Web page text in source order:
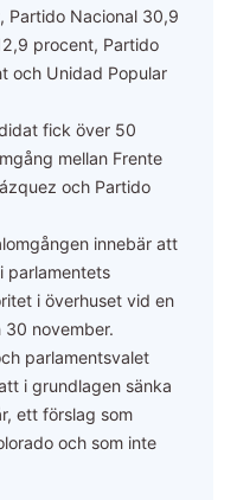
Partido Nacional 30,9
procent, Partido
och Unidad Popular
fick över 50
mellan Frente
och Partido
innebär att
parlamentets
i överhuset vid en
30 november.
parlamentsvalet
i grundlagen sänka
ett förslag som
och som inte